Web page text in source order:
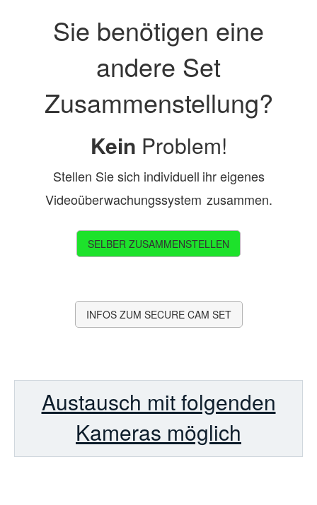
Videoserver
Warenkorb
Sie benötigen eine
andere Set
Zusammenstellung?
Kein Problem!
Stellen Sie sich individuell ihr eigenes
Videoüberwachungssystem zusammen.
SELBER ZUSAMMENSTELLEN
INFOS ZUM SECURE CAM SET
Austausch mit folgenden
Kameras möglich